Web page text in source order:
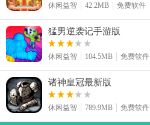
休闲益智 42.2MB 免费软件
猛男逆袭记手游版
休闲益智 104.5MB 免费软件
诸神皇冠最新版
休闲益智 789.9MB 免费软件